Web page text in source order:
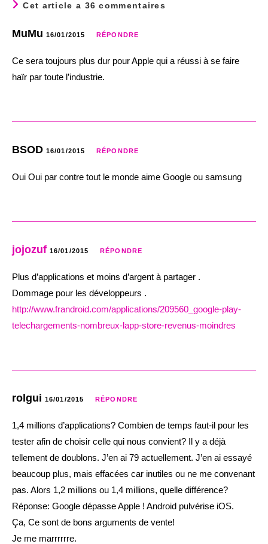
Cet article a 36 commentaires
MuMu 16/01/2015 RÉPONDRE
Ce sera toujours plus dur pour Apple qui a réussi à se faire
haïr par toute l’industrie.
BSOD 16/01/2015 RÉPONDRE
Oui Oui par contre tout le monde aime Google ou samsung
jojozuf 16/01/2015 RÉPONDRE
Plus d’applications et moins d’argent à partager .
Dommage pour les développeurs .
http://www.frandroid.com/applications/209560_google-play-
telechargements-nombreux-lapp-store-revenus-moindres
rolgui 16/01/2015 RÉPONDRE
1,4 millions d’applications? Combien de temps faut-il pour les
tester afin de choisir celle qui nous convient? Il y a déjà
tellement de doublons. J’en ai 79 actuellement. J’en ai essayé
beaucoup plus, mais effacées car inutiles ou ne me convenant
pas. Alors 1,2 millions ou 1,4 millions, quelle différence?
Réponse: Google dépasse Apple ! Android pulvérise iOS.
Ça, Ce sont de bons arguments de vente!
Je me marrrrrre.